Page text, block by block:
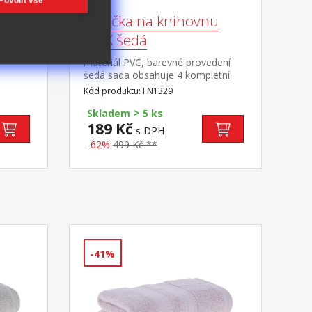
Kolečka na knihovnu
MAX šedá
materiál PVC, barevné provedení
šedá sada obsahuje 4 kompletní
kolečka z toho 2 s brzdou vhodné
pro knihovny MAX
Kód produktu: FN1329
Skladem > 5 ks
189 Kč s DPH
-62% 499 Kč **
-41%